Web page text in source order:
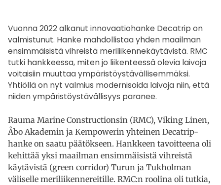
Vuonna 2022 alkanut innovaatiohanke Decatrip on
valmistunut. Hanke mahdollistaa yhden maailman
ensimmäisistä vihreistä meriliikennekäytävistä. RMC
tutki hankkeessa, miten jo liikenteessä olevia laivoja
voitaisiin muuttaa ympäristöystävällisemmäksi.
Yhtiöllä on nyt valmius modernisoida laivoja niin, että
niiden ympäristöystävällisyys paranee.
Rauma Marine Constructionsin (RMC), Viking Linen,
Åbo Akademin ja Kempowerin yhteinen Decatrip-
hanke on saatu päätökseen. Hankkeen tavoitteena oli
kehittää yksi maailman ensimmäisistä vihreistä
käytävistä (green corridor) Turun ja Tukholman
väliselle meriliikennereitille. RMC:n roolina oli tutkia,